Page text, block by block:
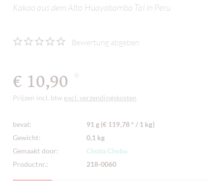
Kakao aus dem Alto Huayabamba Tal in Peru
Bewertung abgeben
€ 10,90
Prijzen incl. btw excl. verzendingskosten
bevat:
91 g (€ 119,78 * / 1 kg)
Gewicht:
0,1 kg
Gemaakt door:
Choba Choba
Productnr.:
218-0060